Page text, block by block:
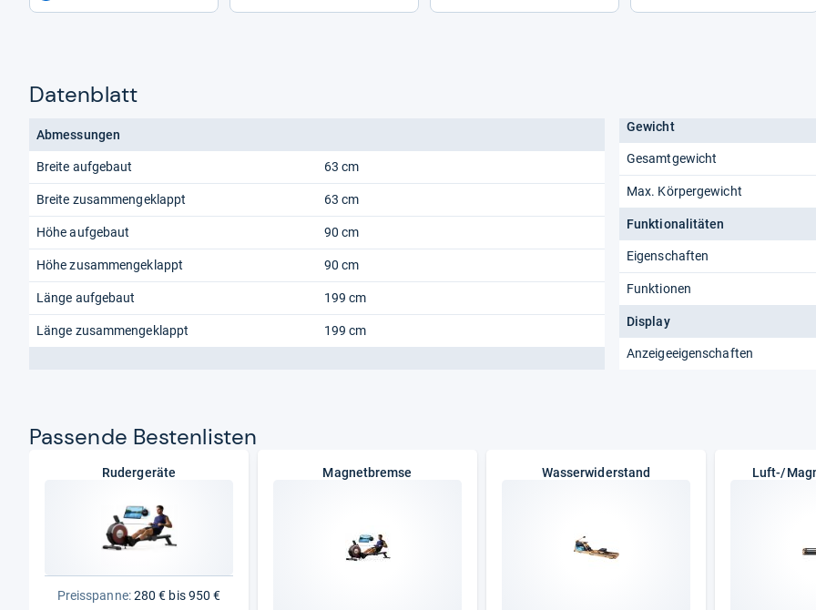
Datenblatt
Abmessungen
Breite aufgebaut 63 cm
Breite zusammengeklappt 63 cm
Höhe aufgebaut 90 cm
Höhe zusammengeklappt 90 cm
Länge aufgebaut 199 cm
Länge zusammengeklappt 199 cm
Gewicht
Gesamtgewicht
Max. Körpergewicht
Funktionalitäten
Eigenschaften
Funktionen
Display
Anzeigeeigenschaften
Pas­sende Bes­ten­lis­ten
Rudergeräte
Preisspanne:280 € bis 950 €
Magnetbremse Wasserwiderstand Luft-/